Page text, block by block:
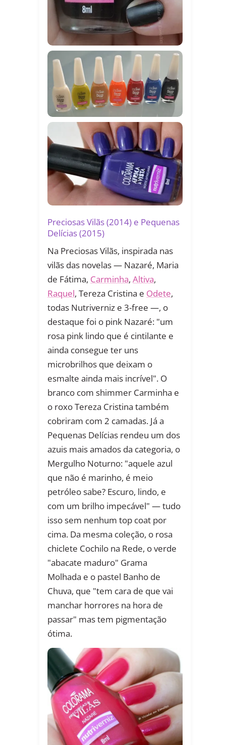
Preciosas Vilãs (2014) e Pequenas
Delícias (2015)
Na Preciosas Vilãs, inspirada nas
vilãs das novelas — Nazaré, Maria
de Fátima, Carminha, Altiva,
Raquel, Tereza Cristina e Odete,
todas Nutriverniz e 3-free —, o
destaque foi o pink Nazaré: "um
rosa pink lindo que é cintilante e
ainda consegue ter uns
microbrilhos que deixam o
esmalte ainda mais incrível". O
branco com shimmer Carminha e
o roxo Tereza Cristina também
cobriram com 2 camadas. Já a
Pequenas Delícias rendeu um dos
azuis mais amados da categoria, o
Mergulho Noturno: "aquele azul
que não é marinho, é meio
petróleo sabe? Escuro, lindo, e
com um brilho impecável" — tudo
isso sem nenhum top coat por
cima. Da mesma coleção, o rosa
chiclete Cochilo na Rede, o verde
"abacate maduro" Grama
Molhada e o pastel Banho de
Chuva, que "tem cara de que vai
manchar horrores na hora de
passar" mas tem pigmentação
ótima.